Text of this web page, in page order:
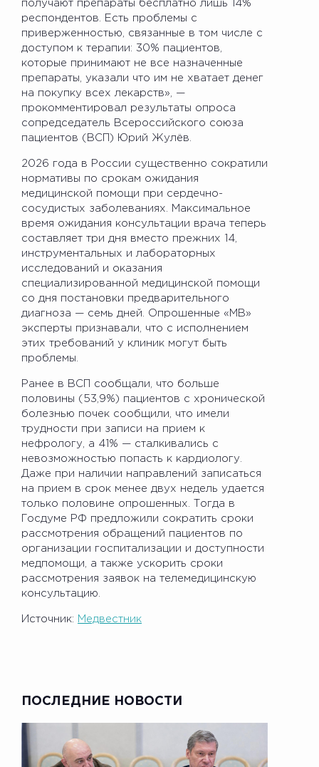
получают препараты бесплатно лишь 14%
респондентов. Есть проблемы с
приверженностью, связанные в том числе с
доступом к терапии: 30% пациентов,
которые принимают не все назначенные
препараты, указали что им не хватает денег
на покупку всех лекарств», —
прокомментировал результаты опроса
сопредседатель Всероссийского союза
пациентов (ВСП) Юрий Жулёв.
2026 года в России существенно сократили
нормативы по срокам ожидания
медицинской помощи при сердечно-
сосудистых заболеваниях. Максимальное
время ожидания консультации врача теперь
составляет три дня вместо прежних 14,
инструментальных и лабораторных
исследований и оказания
специализированной медицинской помощи
со дня постановки предварительного
диагноза — семь дней. Опрошенные «МВ»
эксперты признавали, что с исполнением
этих требований у клиник могут быть
проблемы.
Ранее в ВСП сообщали, что больше
половины (53,9%) пациентов с хронической
болезнью почек сообщили, что имели
трудности при записи на прием к
нефрологу, а 41% — сталкивались с
невозможностью попасть к кардиологу.
Даже при наличии направлений записаться
на прием в срок менее двух недель удается
только половине опрошенных. Тогда в
Госдуме РФ предложили сократить сроки
рассмотрения обращений пациентов по
организации госпитализации и доступности
медпомощи, а также ускорить сроки
рассмотрения заявок на телемедицинскую
консультацию.
Источник: Медвестник
ПОСЛЕДНИЕ НОВОСТИ